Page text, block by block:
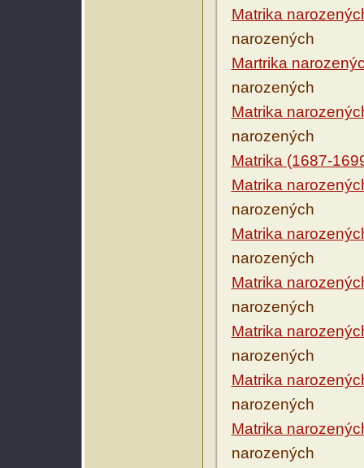
Matrika
narozených
Martrika
narozených
Matrika
narozených
Matrika (1687-
Matrika
narozených
Matrika
narozených
Matrika
narozených
Matrika
narozených
Matrika
narozených
Matrika
narozených